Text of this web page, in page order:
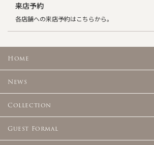
来店予約
各店舗への来店予約はこちらから。
Home
News
Collection
Guest Formal